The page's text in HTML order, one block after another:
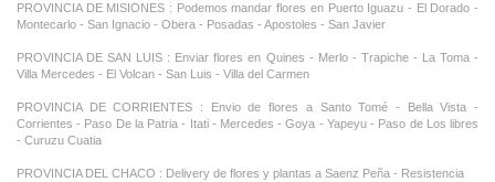
PROVINCIA DE MISIONES : Podemos mandar flores en Puerto Iguazu - El Dorado -
Montecarlo - San Ignacio - Obera - Posadas - Apostoles - San Javier
PROVINCIA DE SAN LUIS : Enviar flores en Quines - Merlo - Trapiche - La Toma -
Villa Mercedes - El Volcan - San Luis - Villa del Carmen
PROVINCIA DE CORRIENTES : Envio de flores a Santo Tomé - Bella Vista -
Corrientes - Paso De la Patria - Itati - Mercedes - Goya - Yapeyu - Paso de Los libres
- Curuzu Cuatia
PROVINCIA DEL CHACO : Delivery de flores y plantas a Saenz Peña - Resistencia